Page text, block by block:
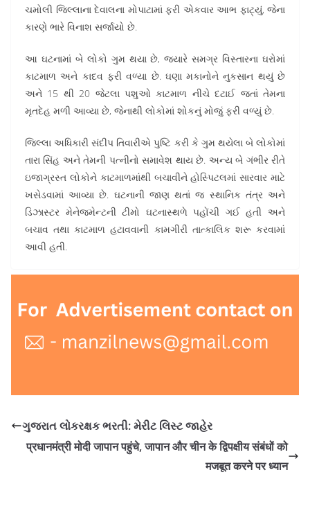
ચમોલી જિલ્લાના દેવાલના મોપાટામાં ફરી એકવાર આભ ફાટ્યું, જેના
કારણે ભારે વિનાશ સર્જાયો છે.
આ ઘટનામાં બે લોકો ગુમ થયા છે, જ્યારે સમગ્ર વિસ્તારના ઘરોમાં
કાટમાળ અને કાદવ ફરી વળ્યા છે. ઘણા મકાનોને નુકસાન થયું છે
અને 15 થી 20 જેટલા પશુઓ કાટમાળ નીચે દટાઈ જતાં તેમના
મૃતદેહ મળી આવ્યા છે, જેનાથી લોકોમાં શોકનું મોજું ફરી વળ્યું છે.
જિલ્લા અધિકારી સંદીપ તિવારીએ પુષ્ટિ કરી કે ગુમ થયેલા બે લોકોમાં
તારા સિંહ અને તેમની પત્નીનો સમાવેશ થાય છે. અન્ય બે ગંભીર રીતે
ઇજાગ્રસ્ત લોકોને કાટમાળમાંથી બચાવીને હોસ્પિટલમાં સારવાર માટે
ખસેડવામાં આવ્યા છે. ઘટનાની જાણ થતાં જ સ્થાનિક તંત્ર અને
ડિઝાસ્ટર મેનેજમેન્ટની ટીમો ઘટનાસ્થળે પહોંચી ગઈ હતી અને
બચાવ તથા કાટમાળ હટાવવાની કામગીરી તાત્કાલિક શરૂ કરવામાં
આવી હતી.
ગુજરાત લોકરક્ષક ભરતી: મેરીટ લિસ્ટ જાહેર
प्रधानमंत्री मोदी जापान पहुंचे, जापान और चीन के द्विपक्षीय संबंधों को
मजबूत करने पर ध्यान